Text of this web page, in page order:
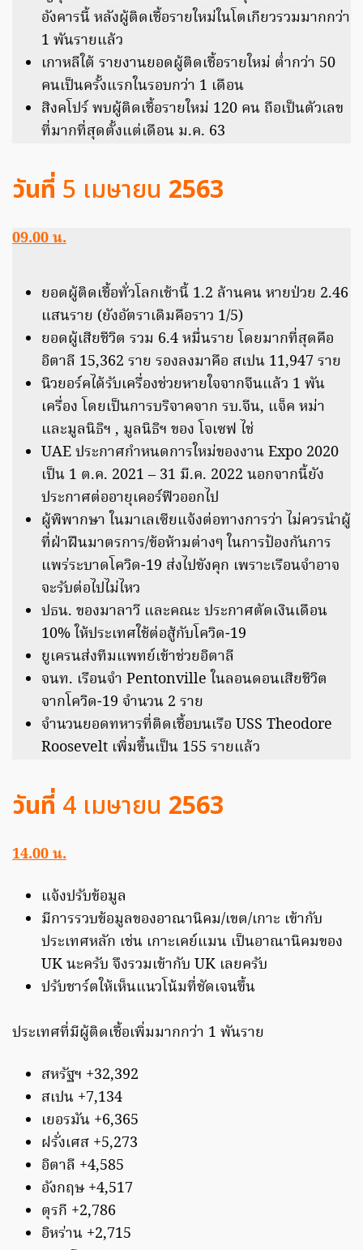
อังคารนี้ หลังผู้ติดเชื้อรายใหม่ในโตเกียวรวมมากกว่า
1 พันรายแล้ว
เกาหลีใต้ รายงานยอดผู้ติดเชื้อรายใหม่ ต่ำกว่า 50
คนเป็นครั้งแรกในรอบกว่า 1 เดือน
สิงคโปร์ พบผู้ติดเชื้อรายใหม่ 120 คน ถือเป็นตัวเลข
ที่มากที่สุดตั้งแต่เดือน ม.ค. 63
วันที่ 5 เมษายน 2563
09.00 น.
ยอดผู้ติดเชื้อทั่วโลกเช้านี้ 1.2 ล้านคน หายป่วย 2.46
แสนราย (ยังอัตราเดิมคือราว 1/5)
ยอดผู้เสียชีวิต รวม 6.4 หมื่นราย โดยมากที่สุดคือ
อิตาลี 15,362 ราย รองลงมาคือ สเปน 11,947 ราย
นิวยอร์คได้รับเครื่องช่วยหายใจจากจีนแล้ว 1 พัน
เครื่อง โดยเป็นการบริจาคจาก รบ.จีน, แจ็ค หม่า
และมูลนิธิฯ , มูลนิธิฯ ของ โจเซฟ ไช่
UAE ประกาศกำหนดการใหม่ของงาน Expo 2020
เป็น 1 ต.ค. 2021 – 31 มี.ค. 2022 นอกจากนี้ยัง
ประกาศต่ออายุเคอร์ฟิวออกไป
ผู้พิพากษา ในมาเลเซียแจ้งต่อทางการว่า ไม่ควรนำผู้
ที่ฝ่าฝืนมาตรการ/ข้อห้ามต่างๆ ในการป้องกันการ
แพร่ระบาดโควิด-19 ส่งไปขังคุก เพราะเรือนจำอาจ
จะรับต่อไปไม่ไหว
ปธน. ของมาลาวี และคณะ ประกาศตัดเงินเดือน
10% ให้ประเทศใช้ต่อสู้กับโควิด-19
ยูเครนส่งทีมแพทย์เข้าช่วยอิตาลี
จนท. เรือนจำ Pentonville ในลอนดอนเสียชีวิต
จากโควิด-19 จำนวน 2 ราย
จำนวนยอดทหารที่ติดเชื้อบนเรือ USS Theodore
Roosevelt เพิ่มขึ้นเป็น 155 รายแล้ว
วันที่ 4 เมษายน 2563
14.00 น.
แจ้งปรับข้อมูล
มีการรวบข้อมูลของอาณานิคม/เขต/เกาะ เข้ากับ
ประเทศหลัก เช่น เกาะเคย์แมน เป็นอาณานิคมของ
UK นะครับ จึงรวมเข้ากับ UK เลยครับ
ปรับชาร์ตให้เห็นแนวโน้มที่ชัดเจนขึ้น
ประเทศที่มีผู้ติดเชื้อเพิ่มมากกว่า 1 พันราย
สหรัฐฯ +32,392
สเปน +7,134
เยอรมัน +6,365
ฝรั่งเศส +5,273
อิตาลี +4,585
อังกฤษ +4,517
ตุรกี +2,786
อิหร่าน +2,715